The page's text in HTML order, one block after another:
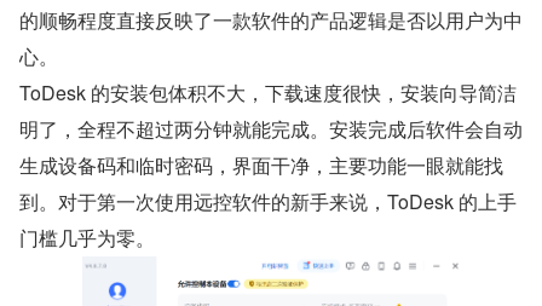
的顺畅程度直接反映了一款软件的产品逻辑是否以用户为中
心。
ToDesk 的安装包体积不大，下载速度很快，安装向导简洁
明了，全程不超过两分钟就能完成。安装完成后软件会自动
生成设备码和临时密码，界面干净，主要功能一眼就能找
到。对于第一次使用远控软件的新手来说，ToDesk 的上手
门槛几乎为零。